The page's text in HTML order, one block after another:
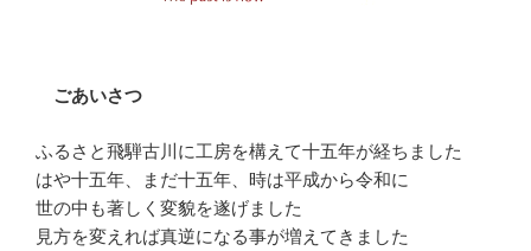
ごあいさつ
ふるさと飛騨古川に工房を構えて十五年が経ちました
はや十五年、まだ十五年、時は平成から令和に
世の中も著しく変貌を遂げました
見方を変えれば真逆になる事が増えてきました